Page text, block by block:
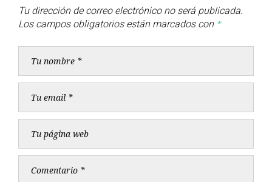
Tu dirección de correo electrónico no será publicada.
Los campos obligatorios están marcados con *